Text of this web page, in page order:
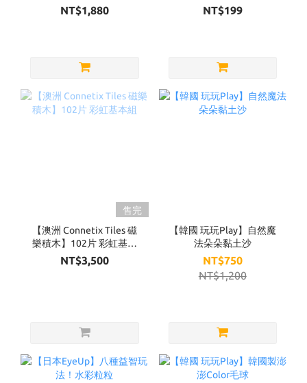
球
NT$1,880
超級泡泡水補充瓶
32OZ（黃蓋）
NT$199
售完
【澳洲 Connetix Tiles 磁
樂積木】102片 彩虹基本
組
NT$3,500
【韓國 玩玩Play】自然魔
法朵朵黏土沙
NT$750
NT$1,200